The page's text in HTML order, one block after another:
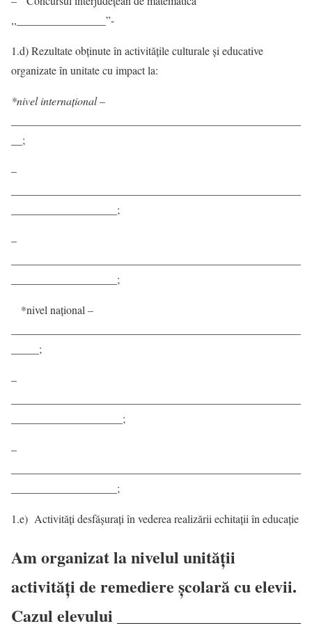
,,________________”-
1.d) Rezultate obținute în activităţile culturale și educative
organizate în unitate cu impact la:
*nivel internațional –
__;
–
___________________;
–
___________________;
*nivel național–
_____;
–
____________________;
–
___________________;
1.e) Activități desfășurați în vederea realizării echitații în educație
Am organizat la nivelul unității
activități de remediere școlarăcu elevii.
Cazul elevului ______________________